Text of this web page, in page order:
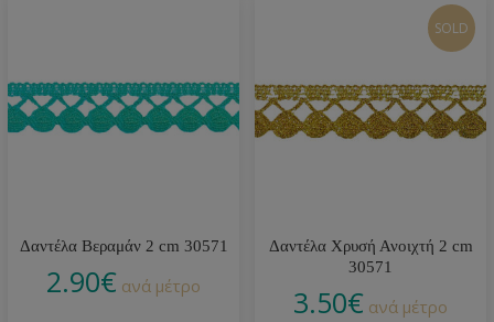
Δαντέλα Βεραμάν 2 cm 30571
2.90€ ανά μέτρο
SOLD
Δαντέλα Χρυσή Ανοιχτή 2 cm
30571
3.50€ ανά μέτρο